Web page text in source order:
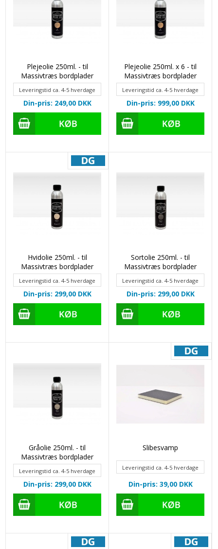
Plejeolie 250ml. - til
Massivtræs bordplader
Leveringstid ca. 4-5 hverdage
Din-pris: 249,00 DKK
Plejeolie 250ml. x 6 - til
Massivtræs bordplader
Leveringstid ca. 4-5 hverdage
Din-pris: 999,00 DKK
Hvidolie 250ml. - til
Massivtræs bordplader
Leveringstid ca. 4-5 hverdage
Din-pris: 299,00 DKK
Sortolie 250ml. - til
Massivtræs bordplader
Leveringstid ca. 4-5 hverdage
Din-pris: 299,00 DKK
Gråolie 250ml. - til
Massivtræs bordplader
Leveringstid ca. 4-5 hverdage
Din-pris: 299,00 DKK
Slibesvamp
Leveringstid ca. 4-5 hverdage
Din-pris: 39,00 DKK